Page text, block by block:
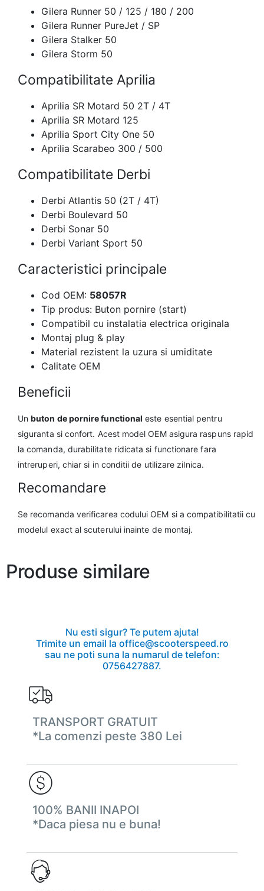
Gilera Runner 50 / 125 / 180 / 200
Gilera Runner PureJet / SP
Gilera Stalker 50
Gilera Storm 50
Compatibilitate Aprilia
Aprilia SR Motard 50 2T / 4T
Aprilia SR Motard 125
Aprilia Sport City One 50
Aprilia Scarabeo 300 / 500
Compatibilitate Derbi
Derbi Atlantis 50 (2T / 4T)
Derbi Boulevard 50
Derbi Sonar 50
Derbi Variant Sport 50
Caracteristici principale
Cod OEM: 58057R
Tip produs: Buton pornire (start)
Compatibil cu instalatia electrica originala
Montaj plug & play
Material rezistent la uzura si umiditate
Calitate OEM
Beneficii
Unbuton de pornire functional este esential pentru
siguranta si confort. Acest model OEM asigura raspuns rapid
la comanda, durabilitate ridicata si functionare fara
intreruperi, chiar si in conditii de utilizare zilnica.
Recomandare
Se recomanda verificarea codului OEM si a compatibilitatii cu
modelul exact al scuterului inainte de montaj.
Produse similare
Nu esti sigur? Te putem ajuta!
Trimite un email la office@scooterspeed.ro
sau ne poti suna la numarul de telefon:
0756427887.
TRANSPORT GRATUIT
*La comenzi peste 380 Lei
100% BANII INAPOI
*Daca piesa nu e buna!